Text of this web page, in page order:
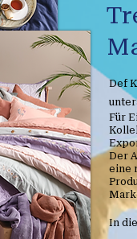
Def
Für
Der
eine
In